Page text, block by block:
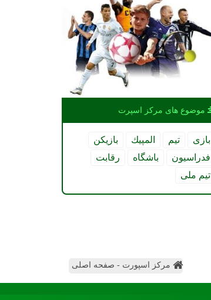
موضوع های مركز اسپرت
بازی تیم المپیك
بازیكن
فدراسیون
باشگاه
رقابت
تیم ملی
مرکز اسپورت - صفحه اصلی